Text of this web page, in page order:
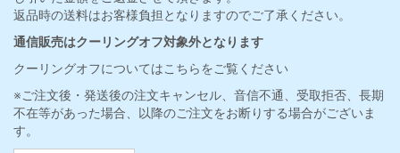
返品時の送料はお客様負担となりますのでご了承ください。
通信販売はクーリングオフ対象外となります
クーリングオフについてはこちらをご覧ください
※ご注文後・発送後の注文キャンセル、音信不通、受取拒否、長期
不在等があった場合、以降のご注文をお断りする場合がございま
す。